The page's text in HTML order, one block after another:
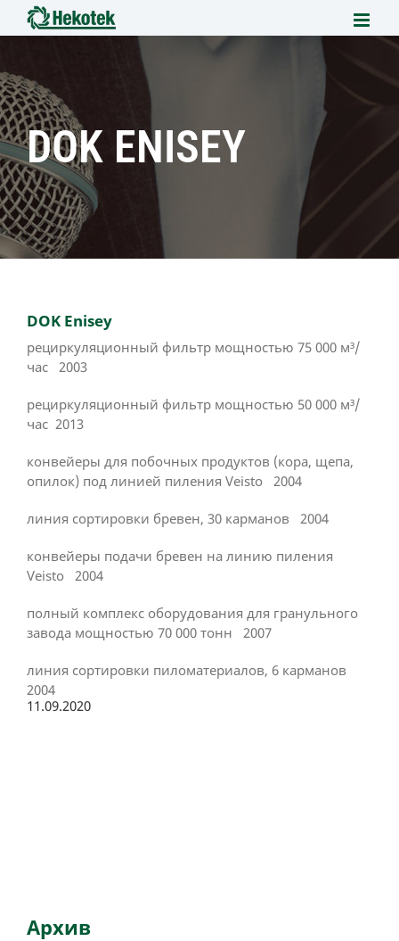
Skip to content
DOK ENISEY
DOK Enisey
рециркуляционный фильтр мощностью 75 000 м³/
час 2003
рециркуляционный фильтр мощностью 50 000 м³/
час 2013
конвейеры для побочных продуктов (кора, щепа,
опилок) под линией пиления Veisto 2004
линия сортировки бревен, 30 карманов 2004
конвейеры подачи бревен на линию пиления
Veisto 2004
полный комплекс оборудования для гранульного
завода мощностью 70 000 тонн 2007
линия сортировки пиломатериалов, 6 карманов
2004
11.09.2020
Aрхив